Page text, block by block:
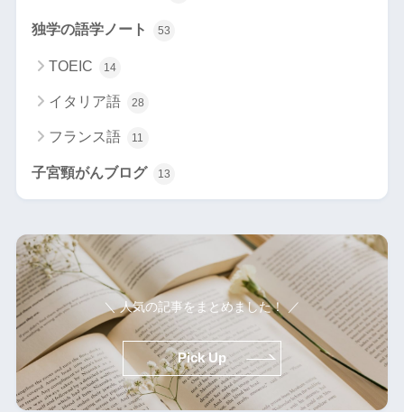
独学の語学ノート 53
TOEIC 14
イタリア語 28
フランス語 11
子宮頸がんブログ 13
＼ 人気の記事をまとめました！ ／
Pick Up